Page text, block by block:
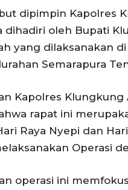
dipimpin Kapolres
dihadiri oleh Bupati
yang dilaksanakan
Semarapura
Kapolres Klungkung
rapat ini
Raya Nyepi dan
Operasi
operasi ini